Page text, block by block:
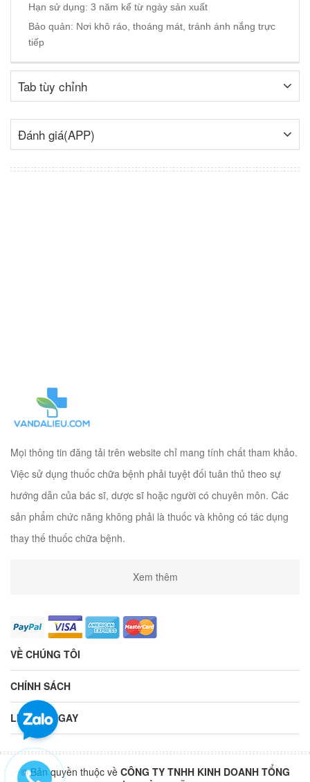
Hạn sử dụng: 3 năm kể từ ngày sản xuất
Bảo quản: Nơi khô ráo, thoáng mát, tránh ánh nắng trực
tiếp
Tab tùy chỉnh
Đánh giá(APP)
Mọi thông tin đăng tải trên website chỉ mang tính chất tham khảo.
Việc sử dụng thuốc chữa bệnh phải tuyệt đối tuân thủ theo sự
hướng dẫn của bác sĩ, dược sĩ hoặc người có chuyên môn. Các
sản phẩm chức năng không phải là thuốc và không có tác dụng
thay thế thuốc chữa bệnh.
Xem thêm
VỀ CHÚNG TÔI
CHÍNH SÁCH
LIÊN HỆ NGAY
© Bản quyền thuộc về CÔNG TY TNHH KINH DOANH TỔNG